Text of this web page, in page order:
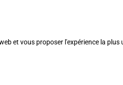
et vous proposer l'expérience la